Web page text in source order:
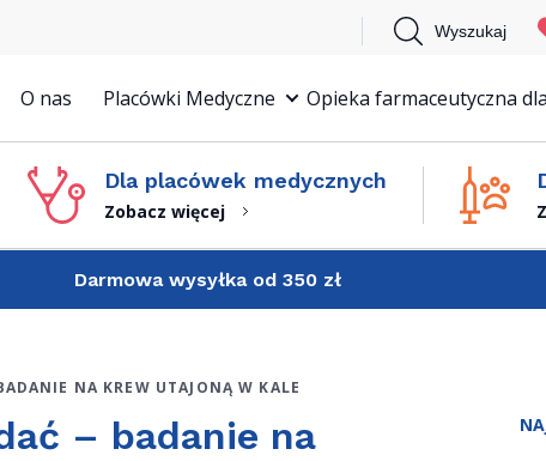
O nas Placówki Medyczne Opieka farmaceutyczna
Wyszukaj
Dla placówek medycznych
Zobacz więcej
Darmowa wysyłka od 350 zł
NA KREW UTAJONĄ W KALE
– badanie na